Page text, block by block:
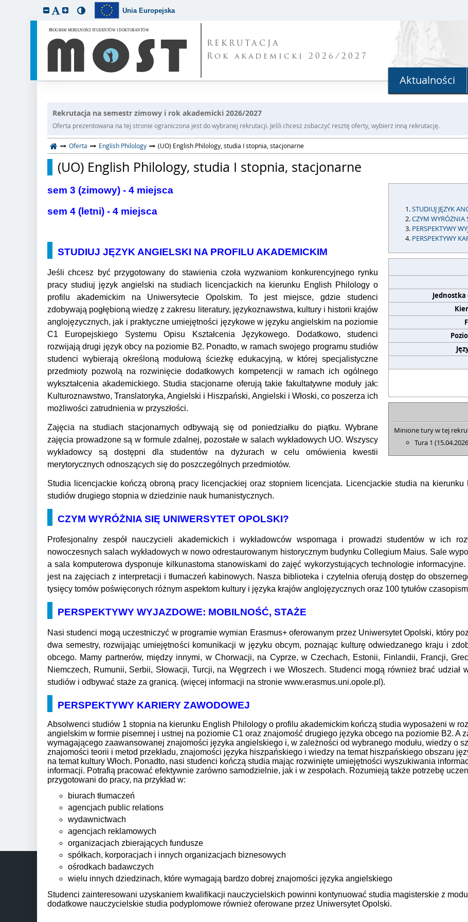
Unia Europejska
REKRUTACJA
Rok akademicki 2026/2027
Aktualności
Rekrutacja na semestr zimowy i rok akademicki 2026/2027
Oferta prezentowana na tej stronie ograniczona jest do wybranej rekrutacji. Jeśli chcesz zobaczyć resztę oferty, wybierz inną rekrutację.
Oferta English Philology (UO) English Philology, studia I stopnia, stacjonarne
(UO) English Philology, studia I stopnia, stacjonarne
STUDIUJ JĘZYK
CZYM WYRÓŻNIA
PERSPEKTYWY
PERSPEKTYWY
Minione tury w tej
Tura 1
sem 3 (zimowy) - 4 miejsca
sem 4 (letni) - 4 miejsca
STUDIUJ JĘZYK ANGIELSKI NA PROFILU AKADEMICKIM
Jeśli chcesz być przygotowany do stawienia czoła wyzwaniom konkurencyjnego rynku
pracy studiuj język angielski na studiach licencjackich na kierunku English Philology o
profilu akademickim na Uniwersytecie Opolskim. To jest miejsce, gdzie studenci
zdobywają pogłębioną wiedzę z zakresu literatury, językoznawstwa, kultury i historii krajów
anglojęzycznych, jak i praktyczne umiejętności językowe w języku angielskim na poziomie
C1 Europejskiego Systemu Opisu Kształcenia Językowego. Dodatkowo, studenci
rozwijają drugi język obcy na poziomie B2. Ponadto, w ramach swojego programu studiów
studenci wybierają określoną modułową ścieżkę edukacyjną, w której specjalistyczne
przedmioty pozwolą na rozwinięcie dodatkowych kompetencji w ramach ich ogólnego
wykształcenia akademickiego. Studia stacjonarne oferują takie fakultatywne moduły jak:
Kulturoznawstwo, Translatoryka, Angielski i Hiszpański, Angielski i Włoski, co poszerza ich
możliwości zatrudnienia w przyszłości.
Zajęcia na studiach stacjonarnych odbywają się od poniedziałku do piątku. Wybrane
zajęcia prowadzone są w formule zdalnej, pozostałe w salach wykładowych UO. Wszyscy
wykładowcy są dostępni dla studentów na dyżurach w celu omówienia kwestii
merytorycznych odnoszących się do poszczególnych przedmiotów.
Studia licencjackie kończą obroną pracy licencjackiej oraz stopniem licencjata. Licencjackie studia na
studiów drugiego stopnia w dziedzinie nauk humanistycznych.
CZYM WYRÓŻNIA SIĘ UNIWERSYTET OPOLSKI?
Profesjonalny zespół nauczycieli akademickich i wykładowców wspomaga i prowadzi studentów w ich
nowoczesnych salach wykładowych w nowo odrestaurowanym historycznym budynku Collegium Maius. Sale
a sala komputerowa dysponuje kilkunastoma stanowiskami do zajęć wykorzystujących technologie
jest na zajęciach z interpretacji i tłumaczeń kabinowych. Nasza biblioteka i czytelnia oferują dostęp do
tysięcy tomów poświęconych różnym aspektom kultury i języka krajów anglojęzycznych oraz 100 tytułów
PERSPEKTYWY WYJAZDOWE: MOBILNOŚĆ, STAŻE
Nasi studenci mogą uczestniczyć w programie wymian Erasmus+ oferowanym przez Uniwersytet Opolski, który
dwa semestry, rozwijając umiejętności komunikacji w języku obcym, poznając kulturę odwiedzanego kraju i
obcego. Mamy partnerów, między innymi, w Chorwacji, na Cyprze, w Czechach, Estonii, Finlandii, Francji,
Niemczech, Rumunii, Serbii, Słowacji, Turcji, na Węgrzech i we Włoszech. Studenci mogą również brać
studiów i odbywać staże za granicą. (więcej informacji na stronie www.erasmus.uni.opole.pl).
PERSPEKTYWY KARIERY ZAWODOWEJ
Absolwenci studiów 1 stopnia na kierunku English Philology o profilu akademickim kończą studia wyposażeni w
angielskim w formie pisemnej i ustnej na poziomie C1 oraz znajomość drugiego języka obcego na poziomie B2. A
wymagającego zaawansowanej znajomości języka angielskiego i, w zależności od wybranego modułu, wiedzy o
znajomości teorii i metod przekładu, znajomości języka hiszpańskiego i wiedzy na temat hiszpańskiego obszaru
na temat kultury Włoch. Ponadto, nasi studenci kończą studia mając rozwinięte umiejętności wyszukiwania
informacji. Potrafią pracować efektywnie zarówno samodzielnie, jak i w zespołach. Rozumieją także potrzebę
przygotowani do pracy, na przykład w:
biurach tłumaczeń
agencjach public relations
wydawnictwach
agencjach reklamowych
organizacjach zbierających fundusze
spółkach, korporacjach i innych organizacjach biznesowych
ośrodkach badawczych
wielu innych dziedzinach, które wymagają bardzo dobrej znajomości języka angielskiego
Studenci zainteresowani uzyskaniem kwalifikacji nauczycielskich powinni kontynuować studia magisterskie z
dodatkowe nauczycielskie studia podyplomowe również oferowane przez Uniwersytet Opolski.